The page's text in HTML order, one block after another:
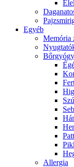
Egyéb
Memória
Allergia